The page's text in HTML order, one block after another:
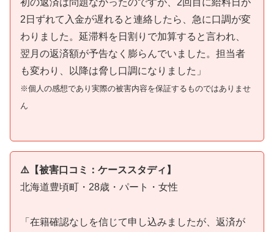
2日ずれて入金が遅れると連絡したら、急に口調が変
わりました。延滞料を日割りで加算すると言われ、
翌月の返済額が予告なく膨らんでいました。担当者
も変わり、以降は脅し口調になりました」
※個人の感想であり実際の被害内容を保証するものではありませ
ん
⚠️【被害口コミ：ケーススタディ】
北海道豊頃町・28歳・パート・女性
「在籍確認なしを信じて申し込みましたが、返済が